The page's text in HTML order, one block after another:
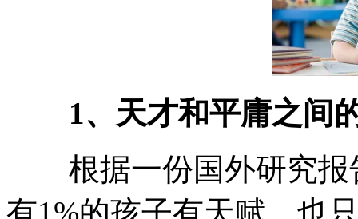
1、天才和平庸之间的
根据一份国外研究报